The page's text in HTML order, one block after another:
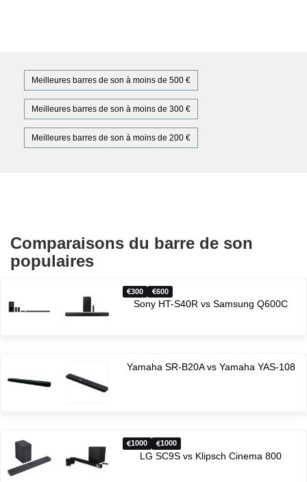
Meilleures barres de son à moins de 500 €
Meilleures barres de son à moins de 300 €
Meilleures barres de son à moins de 200 €
Comparaisons du barre de son
populaires
300 600
Sony HT-S40R vs Samsung Q600C
Yamaha SR-B20A vs Yamaha YAS-108
1000 1000
LG SC9S vs Klipsch Cinema 800